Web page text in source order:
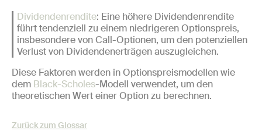
Dividendenrendite: Eine höhere Dividendenrendite
führt tendenziell zu einem niedrigeren Optionspreis,
insbesondere von Call-Optionen, um den potenziellen
Verlust von Dividendenerträgen auszugleichen.
Diese Faktoren werden in Optionspreismodellen wie
dem Black-Scholes-Modell verwendet, um den
theoretischen Wert einer Option zu berechnen.
Zurück zum Glossar